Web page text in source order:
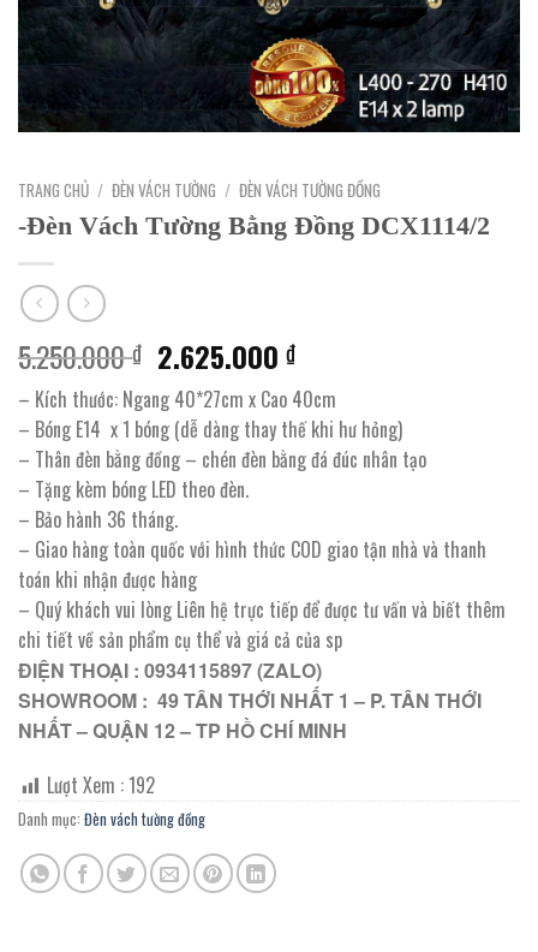
TRANG CHỦ / ĐÈN VÁCH TƯỜNG / ĐÈN VÁCH TƯỜNG ĐỒNG
-Đèn Vách Tường Bằng Đồng DCX1114/2
5.250.000₫ Giá
gốc
là:
5.250.000 ₫.
2.625.000₫Giá
hiện
tại
là:
2.625.000 ₫.
– Kích thước: Ngang 40*27cm x Cao 40cm
– Bóng E14 x 1 bóng (dễ dàng thay thế khi hư hỏng)
– Thân đèn bằng đồng – chén đèn bằng đá đúc nhân tạo
– Tặng kèm bóng LED theo đèn.
– Bảo hành 36 tháng.
– Giao hàng toàn quốc với hình thức COD giao tận nhà và thanh
toán khi nhận được hàng
– Quý khách vui lòng Liên hệ trực tiếp để được tư vấn và biết thêm
chi tiết về sản phẩm cụ thể và giá cả của sp
ĐIỆN THOẠI : 0934115897 (ZALO)
SHOWROOM : 49 TÂN THỚI NHẤT 1 – P. TÂN THỚI
NHẤT – QUẬN 12 – TP HỒ CHÍ MINH
Lượt Xem :192
Danh mục: Đèn vách tường đồng